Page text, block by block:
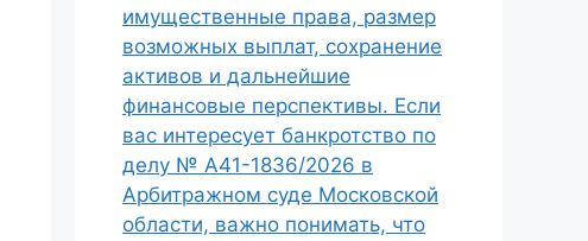
имущественные права, размер
возможных выплат, сохранение
активов и дальнейшие
финансовые перспективы. Если
вас интересует банкротство по
делу № А41-1836/2026 в
Арбитражном суде Московской
области, важно понимать, что